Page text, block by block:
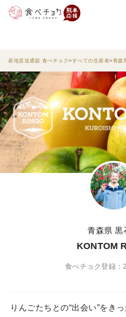
産地直送通販 食べチョク すべての生産者 青森
青森県 黒
KONTOM
食べチョク登録：
りんごたちとの“出会い”をき